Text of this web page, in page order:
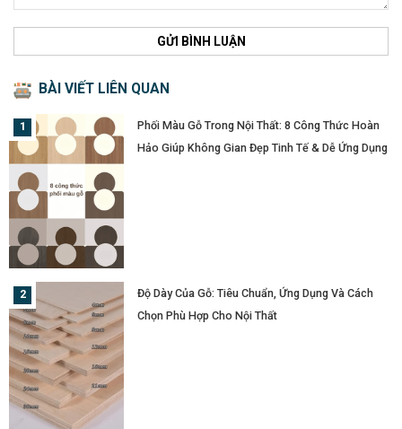
GỬI BÌNH LUẬN
BÀI VIẾT LIÊN QUAN
Phối Màu Gỗ Trong Nội Thất: 8 Công Thức Hoàn
Hảo Giúp Không Gian Đẹp Tinh Tế & Dễ Ứng Dụng
Độ Dày Của Gỗ: Tiêu Chuẩn, Ứng Dụng Và Cách
Chọn Phù Hợp Cho Nội Thất